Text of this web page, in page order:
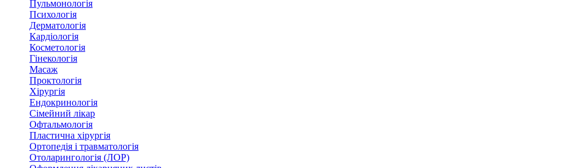
Пульмонологія
Психологія
Дерматологія
Кардіологія
Косметологія
Гінекологія
Масаж
Проктологія
Хірургія
Ендокринологія
Сімейний лікар
Офтальмологія
Пластична хірургія
Ортопедія і травматологія
Отоларингологія (ЛОР)